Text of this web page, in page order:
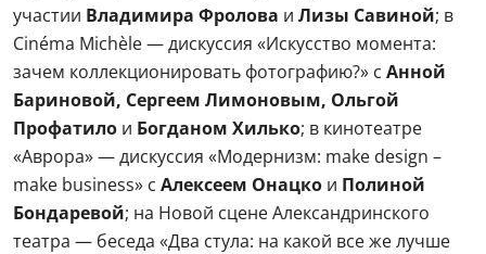
участии Владимира Фролова и Лизы Савиной; в
Cinéma Michèle — дискуссия «Искусство момента:
зачем коллекционировать фотографию?» с Анной
Бариновой, Сергеем Лимоновым, Ольгой
Профатило и Богданом Хилько; в кинотеатре
«Аврора» — дискуссия «Модернизм: make design –
make business» с Алексеем Онацко и Полиной
Бондаревой; на Новой сцене Александринского
театра — беседа «Два стула: на какой все же лучше